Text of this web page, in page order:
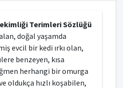
Terimleri Sözlüğü
doğal yaşamda
evcil bir kedi ırkı olan,
benzeyen, kısa
herhangi bir omurga
oldukça hızlı koşabilen,